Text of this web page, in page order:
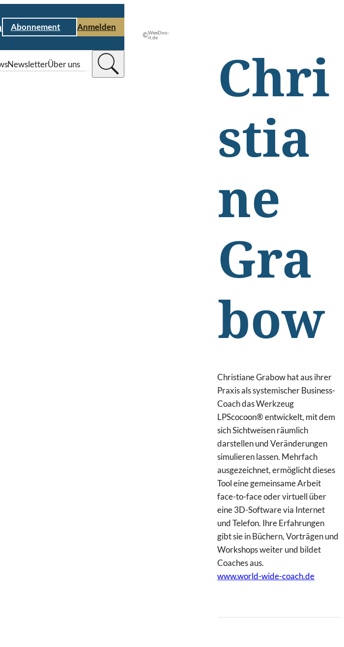
Abonnement Anmelden
NewsletterÜber uns
©WeeDoo-
it.de
Chri
stia
ne
Gra
bow
Christiane Grabow hat aus ihrer
Praxis als systemischer Business-
Coach das Werkzeug
LPScocoon® entwickelt, mit dem
sich Sichtweisen räumlich
darstellen und Veränderungen
simulieren lassen. Mehrfach
ausgezeichnet, ermöglicht dieses
Tool eine gemeinsame Arbeit
face-to-face oder virtuell über
eine 3D-Software via Internet
und Telefon. Ihre Erfahrungen
gibt sie in Büchern, Vorträgen und
Workshops weiter und bildet
Coaches aus.
www.world-wide-coach.de